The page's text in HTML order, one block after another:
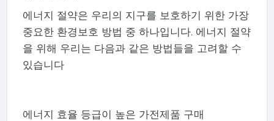
에너지 절약은 우리의 지구를 보호하기 위한 가장
중요한 환경보호 방법 중 하나입니다. 에너지 절약
을 위해 우리는 다음과 같은 방법들을 고려할 수
있습니다
에너지 효율 등급이 높은 가전제품 구매